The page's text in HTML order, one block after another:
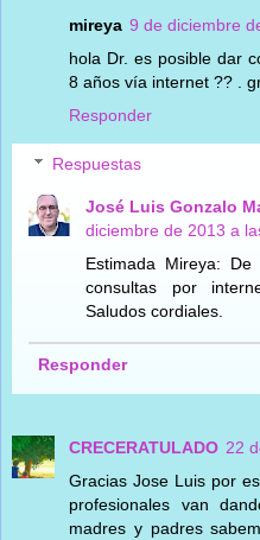
mireya 9 de diciembre
hola Dr. es posible dar
8 años vía internet ?? .
Responder
Respuestas
José Luis Gonzalo
diciembre de 2013 a
Estimada Mireya:
consultas por
Saludos cordiales.
Responder
CRECERATULADO 22
Gracias Jose Luis por
profesionales van
madres y padres